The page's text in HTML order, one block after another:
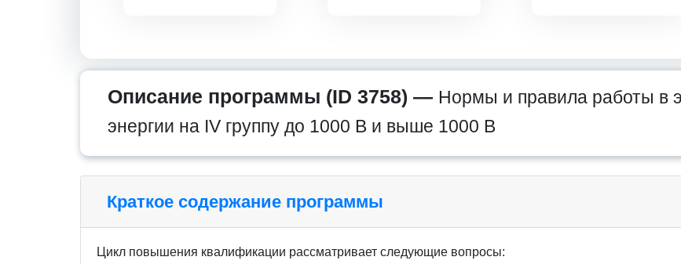
Описание программы (ID 3758) — Нормы и правила работы в
энергии на IV группу до 1000 В и выше 1000 В
Краткое содержание программы
Цикл повышения квалификации рассматривает следующие вопросы: